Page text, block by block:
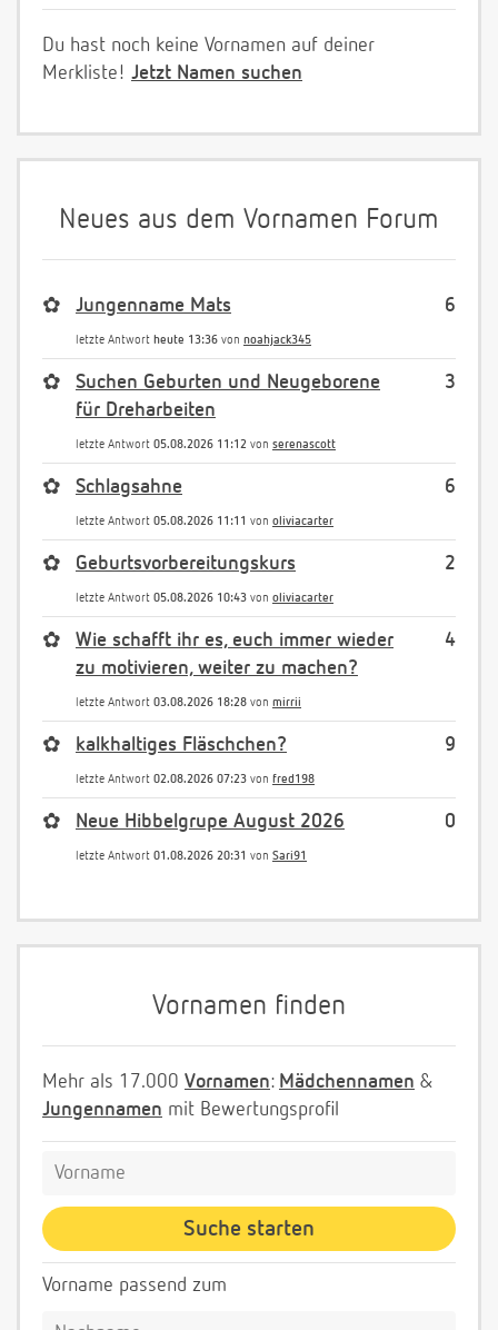
Du hast noch keine Vornamen auf deiner
Merkliste! Jetzt Namen suchen
Neues aus dem Vornamen Forum
6
✿ Jungenname Mats
letzte Antwort heute 13:36 von noahjack345
3
✿
Suchen Geburten und Neugeborene
für Dreharbeiten
letzte Antwort 05.08.2026 11:12 von serenascott
6
✿ Schlagsahne
letzte Antwort 05.08.2026 11:11 von oliviacarter
2
✿ Geburtsvorbereitungskurs
letzte Antwort 05.08.2026 10:43 von oliviacarter
4
✿
Wie schafft ihr es, euch immer wieder
zu motivieren, weiter zu machen?
letzte Antwort 03.08.2026 18:28 von mirrii
9
✿ kalkhaltiges Fläschchen?
letzte Antwort 02.08.2026 07:23 von fred198
0
✿ Neue Hibbelgrupe August 2026
letzte Antwort 01.08.2026 20:31 von Sari91
Vornamen finden
Mehr als 17.000 Vornamen: Mädchennamen &
Jungennamen mit Bewertungsprofil
Vorname passend zum